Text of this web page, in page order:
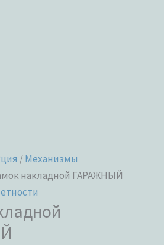
/Механизмы
накладной ГАРАЖНЫЙ